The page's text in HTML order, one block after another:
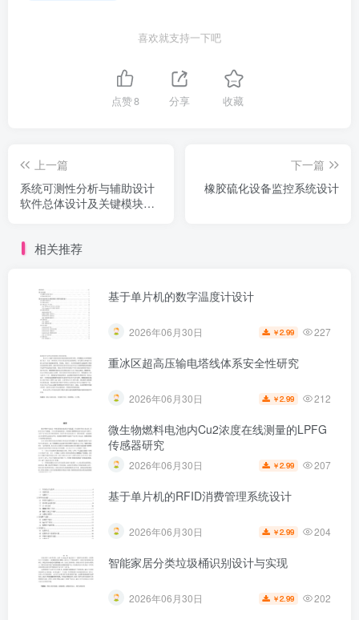
喜欢就支持一下吧
点赞8 分享 收藏
上一篇
系统可测性分析与辅助设计
软件总体设计及关键模块实
下一篇
橡胶硫化设备监控系统设计
相关推荐
基于单片机的数字温度计设计
2026年06月30日 ￥2.99 227
重冰区超高压输电塔线体系安全性研究
2026年06月30日 ￥2.99 212
微生物燃料电池内Cu2浓度在线测量的LPFG
传感器研究
2026年06月30日 ￥2.99 207
基于单片机的RFID消费管理系统设计
2026年06月30日 ￥2.99 204
智能家居分类垃圾桶识别设计与实现
2026年06月30日 ￥2.99 202